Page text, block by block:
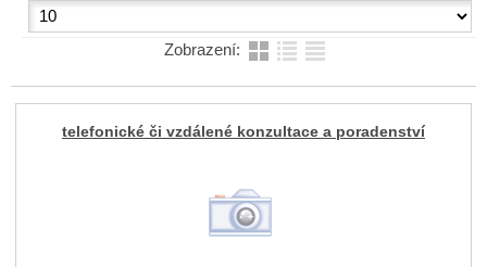
Zobrazení:
telefonické či vzdálené konzultace a poradenství